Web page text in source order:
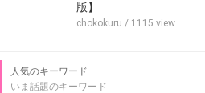
版】
chokokuru / 1115 view
人気のキーワード
いま話題のキーワード